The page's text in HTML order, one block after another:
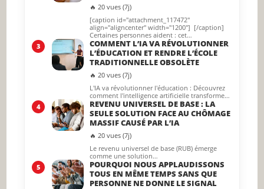
🔥 20 vues (7j)
[caption id="attachment_117472"
align="aligncenter" width="1200"] [/caption]
Certaines personnes aident : cet…
3
COMMENT L’IA VA RÉVOLUTIONNER
L’ÉDUCATION ET RENDRE L’ÉCOLE
TRADITIONNELLE OBSOLÈTE
🔥 20 vues (7j)
L'IA va révolutionner l'éducation : Découvrez
comment l'intelligence artificielle transforme…
4
REVENU UNIVERSEL DE BASE : LA
SEULE SOLUTION FACE AU CHÔMAGE
MASSIF CAUSÉ PAR L’IA
🔥 20 vues (7j)
Le revenu universel de base (RUB) émerge
comme une solution…
5
POURQUOI NOUS APPLAUDISSONS
TOUS EN MÊME TEMPS SANS QUE
PERSONNE NE DONNE LE SIGNAL